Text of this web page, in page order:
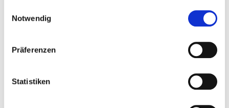
Notwendig
Präferenzen
Statistiken